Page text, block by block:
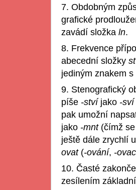
7. Obdobným
grafické
zavádí složka ln.
8. Frekvence
abecední složky st
jediným znakem
9. Stenografický
píše -ství jako -sví
pak umožní
jako -mnt (čímž
ještě dále zrychlí
ovat (-ování, -
10. Časté
zesílením